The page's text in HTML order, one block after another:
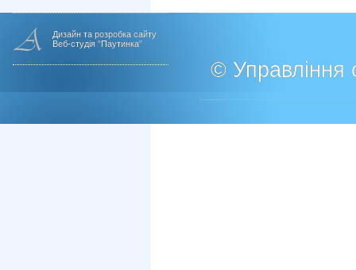
Дизайн та розробка сайту
Веб-студія "Паутинка"
© Управління